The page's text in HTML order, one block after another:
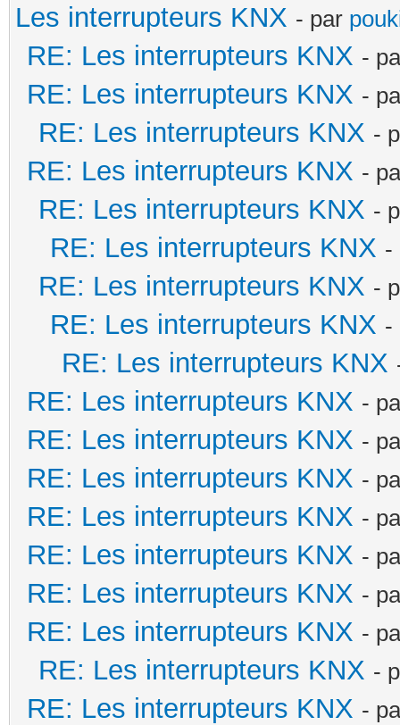
Les interrupteurs KNX - par
RE: Les interrupteurs KNX -
RE: Les interrupteurs KNX -
RE: Les interrupteurs KNX -
RE: Les interrupteurs KNX -
RE: Les interrupteurs KNX -
RE: Les interrupteurs KNX -
RE: Les interrupteurs KNX -
RE: Les interrupteurs KNX -
RE: Les interrupteurs KNX
RE: Les interrupteurs KNX -
RE: Les interrupteurs KNX -
RE: Les interrupteurs KNX -
RE: Les interrupteurs KNX -
RE: Les interrupteurs KNX -
RE: Les interrupteurs KNX -
RE: Les interrupteurs KNX -
RE: Les interrupteurs KNX -
RE: Les interrupteurs KNX -